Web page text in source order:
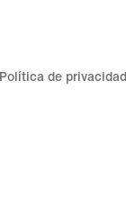
Política de privacidad